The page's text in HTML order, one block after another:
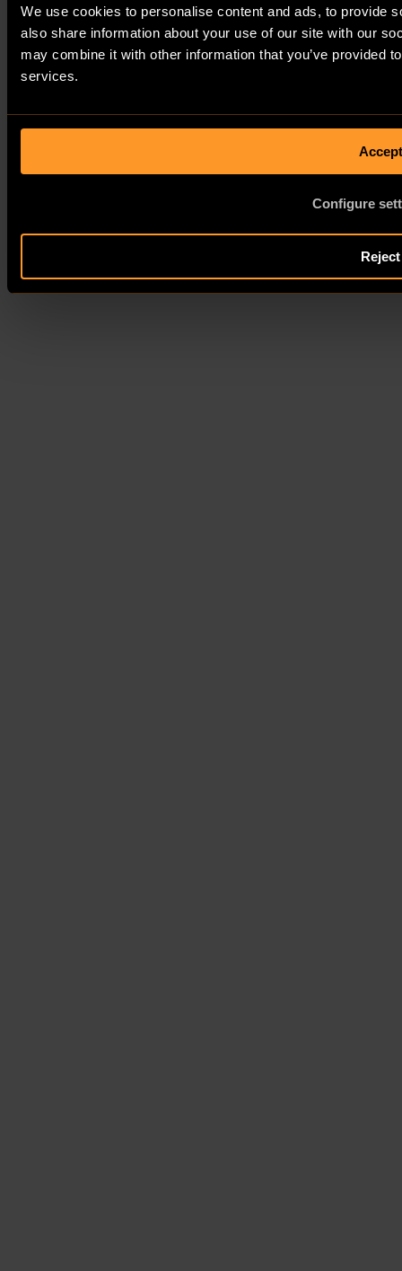
We use cookies to personalise content and ads, to provide
also share information about your use of our site with our
may combine it with other information that you’ve provided
services.
Accept
Configure
Reject
Verhaltenskodex für Mitarbeiter
Verhaltenskodex für Geschäftspartner
Datenschutz
Impressum
Haftungsausschluss
Sprache auswählen